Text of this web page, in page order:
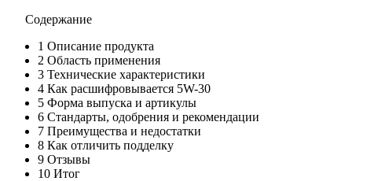
Содержание
1 Описание продукта
2 Область применения
3 Технические характеристики
4 Как расшифровывается 5W-30
5 Форма выпуска и артикулы
6 Стандарты, одобрения и рекомендации
7 Преимущества и недостатки
8 Как отличить подделку
9 Отзывы
10 Итог